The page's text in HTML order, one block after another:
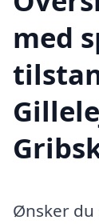
med
Ønsker du